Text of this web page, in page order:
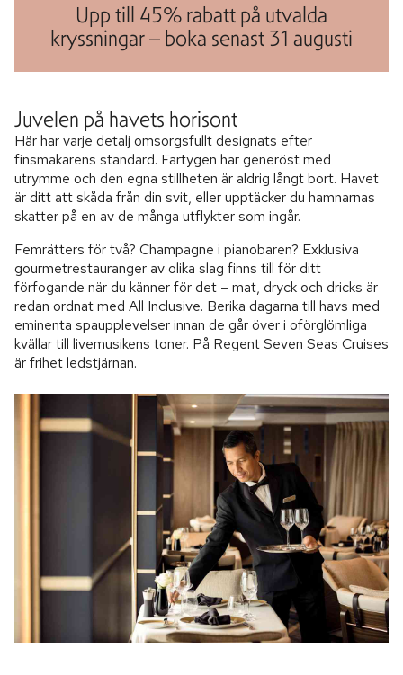
Upp till 45% rabatt på utvalda
kryssningar – boka senast 31 augusti
Juvelen på havets horisont
Här har varje detalj omsorgsfullt designats efter
finsmakarens standard. Fartygen har generöst med
utrymme och den egna stillheten är aldrig långt bort. Havet
är ditt att skåda från din svit, eller upptäcker du hamnarnas
skatter på en av de många utflykter som ingår.
Femrätters för två? Champagne i pianobaren? Exklusiva
gourmetrestauranger av olika slag finns till för ditt
förfogande när du känner för det – mat, dryck och dricks är
redan ordnat med All Inclusive. Berika dagarna till havs med
eminenta spaupplevelser innan de går över i oförglömliga
kvällar till livemusikens toner. På Regent Seven Seas Cruises
är frihet ledstjärnan.